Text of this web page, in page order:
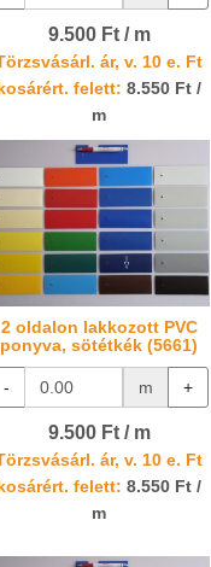
9.500 Ft / m
ár, v. 10 e. Ft
kosárért. felett: 8.550 Ft /
m
2 oldalon lakkozott PVC
ponyva, sötétkék (5661)
- m +
9.500 Ft / m
ár, v. 10 e. Ft
felett: 8.550 Ft /
m